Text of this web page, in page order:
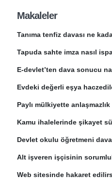
Makaleler
Tanıma tenfiz davası ne
Tapuda sahte imza nasıl
E-devlet’ten dava sonucu
Evdeki değerli eşya
Paylı mülkiyette
Kamu ihalelerinde şikayet
Devlet okulu öğretmeni
Alt işveren işçisinin
Web sitesinde hakaret